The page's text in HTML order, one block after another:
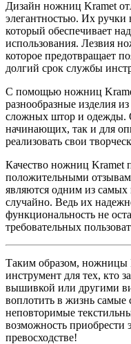
Дизайн ножниц Kramet
элегантностью. Их
который обеспечивает
использования. Лезвия
которое предотвращает
долгий срок службы
С помощью ножниц
разнообразные изделия
сложных штор и одежды.
начинающих, так и для
реализовать свои
Качество ножниц Kramet
положительными
являются одним из
случайно. Ведь их
функциональность не
требовательных
Таким образом, ножницы
инструмент для тех, кто
вышивкой или другими
воплотить в жизнь самые
неповторимые
возможность
превосходстве!